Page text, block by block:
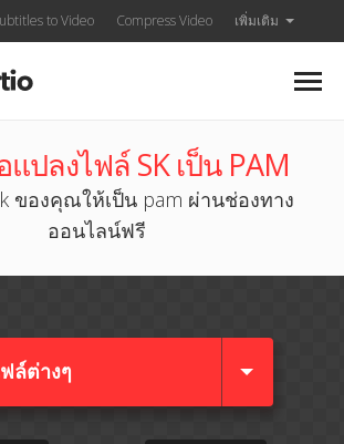
to Video Compress Video เพิ่มเติม
แปลงไฟล์ SK เป็น PAM
ของคุณให้เป็น pam ผ่านช่องทาง
ออนไลน์ฟรี
ล์ต่างๆ​